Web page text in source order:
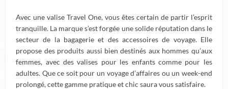
Avec une valise Travel One, vous êtes certain de partir l’esprit
tranquille. La marque s’est forgée une solide réputation dans le
secteur de la bagagerie et des accessoires de voyage. Elle
propose des produits aussi bien destinés aux hommes qu’aux
femmes, avec des valises pour les enfants comme pour les
adultes. Que ce soit pour un voyage d’affaires ou un week-end
prolongé, cette gamme pratique et chic saura vous satisfaire.